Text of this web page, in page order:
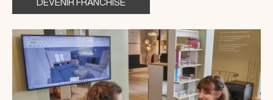
DEVENIR FRANCHISÉ